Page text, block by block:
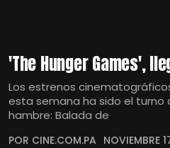
'The Hunger Games',
Los estrenos
esta semana ha sido el turno
hambre: Balada de
POR CINE.COM.PA NOVIEMBRE